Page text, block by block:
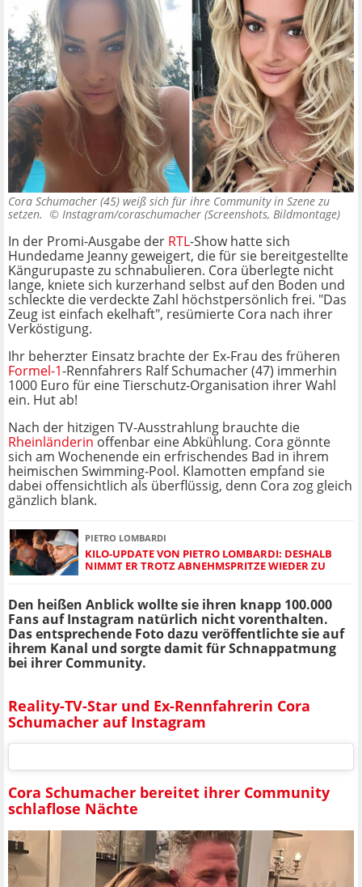
Cora Schumacher (45) weiß sich für ihre Community in Szene zu
setzen. © Instagram/coraschumacher (Screenshots, Bildmontage)
In der Promi-Ausgabe der RTL-Show hatte sich
Hundedame Jeanny geweigert, die für sie bereitgestellte
Kängurupaste zu schnabulieren. Cora überlegte nicht
lange, kniete sich kurzerhand selbst auf den Boden und
schleckte die verdeckte Zahl höchstpersönlich frei. "Das
Zeug ist einfach ekelhaft", resümierte Cora nach ihrer
Verköstigung.
Ihr beherzter Einsatz brachte der Ex-Frau des früheren
Formel-1-Rennfahrers Ralf Schumacher (47) immerhin
1000 Euro für eine Tierschutz-Organisation ihrer Wahl
ein. Hut ab!
Nach der hitzigen TV-Ausstrahlung brauchte die
Rheinländerin offenbar eine Abkühlung. Cora gönnte
sich am Wochenende ein erfrischendes Bad in ihrem
heimischen Swimming-Pool. Klamotten empfand sie
dabei offensichtlich als überflüssig, denn Cora zog gleich
gänzlich blank.
PIETRO LOMBARDI
KILO-UPDATE VON PIETRO LOMBARDI: DESHALB
NIMMT ER TROTZ ABNEHMSPRITZE WIEDER ZU
Den heißen Anblick wollte sie ihren knapp 100.000
Fans auf Instagram natürlich nicht vorenthalten.
Das entsprechende Foto dazu veröffentlichte sie auf
ihrem Kanal und sorgte damit für Schnappatmung
bei ihrer Community.
Reality-TV-Star und Ex-Rennfahrerin Cora
Schumacher auf Instagram
Cora Schumacher bereitet ihrer Community
schlaflose Nächte